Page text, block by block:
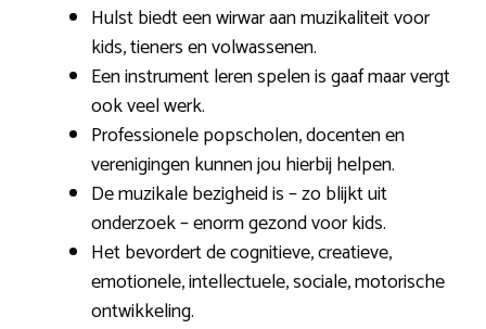
Hulst biedt een wirwar aan muzikaliteit voor
kids, tieners en volwassenen.
Een instrument leren spelen is gaaf maar vergt
ook veel werk.
Professionele popscholen, docenten en
verenigingen kunnen jou hierbij helpen.
De muzikale bezigheid is – zo blijkt uit
onderzoek – enorm gezond voor kids.
Het bevordert de cognitieve, creatieve,
emotionele, intellectuele, sociale, motorische
ontwikkeling.